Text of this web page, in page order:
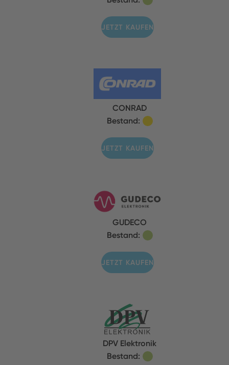
JETZT KAUFEN
CONRAD
Bestand:
JETZT KAUFEN
GUDECO
Bestand:
JETZT KAUFEN
DPV Elektronik
Bestand: